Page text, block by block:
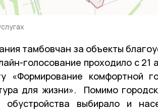
тамбовчан за объекты
голосование проходило с 21
«Формирование комфортной
для жизни». Помимо
выбирало и